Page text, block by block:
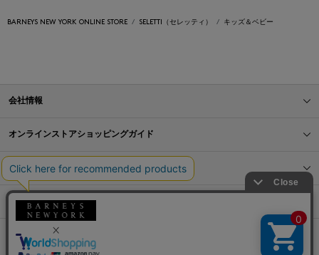
BARNEYS NEW YORK ONLINE STORE SELETTI（セレッティ） キッズ＆ベビー
会社情報
オンラインストアショッピングガイド
店舗情報
サービス